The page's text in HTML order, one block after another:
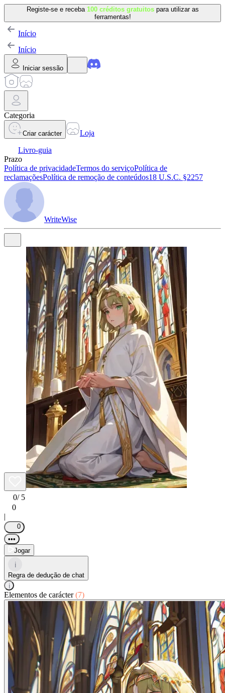
Registe-se e receba 100 créditos gratuitos para utilizar as
ferramentas!
Início
Início
Iniciar sessão
Categoria
Criar carácter
Loja
Livro-guia
Prazo
Política de privacidadeTermos do serviçoPolítica de
reclamaçõesPolítica de remoção de conteúdos18 U.S.C. §2257
WriteWise
0/ 5
0
|
0
•••
Jogar
i
Regra de dedução de chat
i
Elementos de carácter(7)